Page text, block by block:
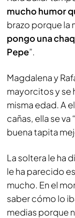
mucho humor
brazo porque la
pongo una
Pepe”.
Magdalena y
mayorcitos y se
misma edad. A
cañas, ella se va “
buena tapita
La soltera le ha
le ha parecido
mucho. En el
saber cómo lo
medias porque